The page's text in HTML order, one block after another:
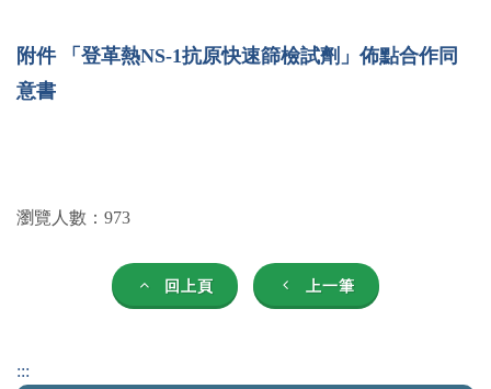
:::
附件 「登革熱NS-1抗原快速篩檢試劑」佈點合作同
意書
瀏覽人數：973
回上頁 上一筆